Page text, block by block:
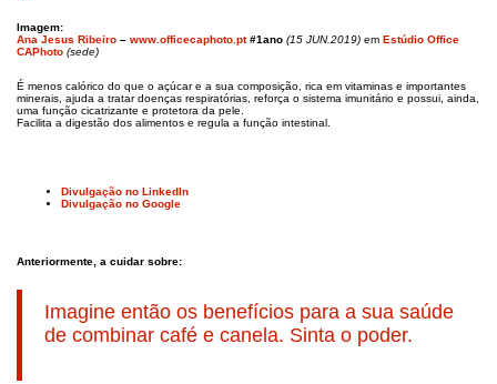
Imagem:
Ana Jesus Ribeiro – www. officecaphoto.pt#1ano (15 JUN.2019) em Estúdio Office
CAPhoto (sede)
É menos calórico do que o açúcar e a sua composição, rica em vitaminas e importantes
minerais, ajuda a tratar doenças respiratórias, reforça o sistema imunitário e possui, ainda,
uma função cicatrizante e protetora da pele.
Facilita a digestão dos alimentos e regula a função intestinal.
Divulgação no LinkedIn
Divulgação no Google
Anteriormente, a cuidar sobre:
Imagine então os benefícios para a sua saúde
de combinar café e canela. Sinta o poder.